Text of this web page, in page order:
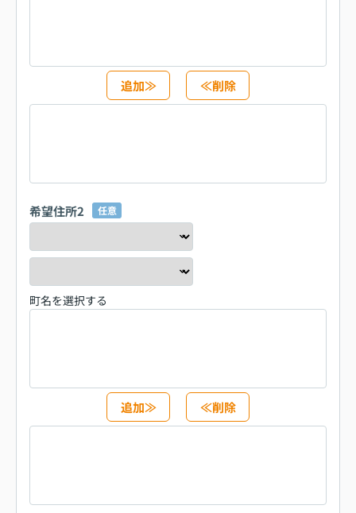
追加≫ ≪削除
希望住所2 任意
町名を選択する
追加≫ ≪削除